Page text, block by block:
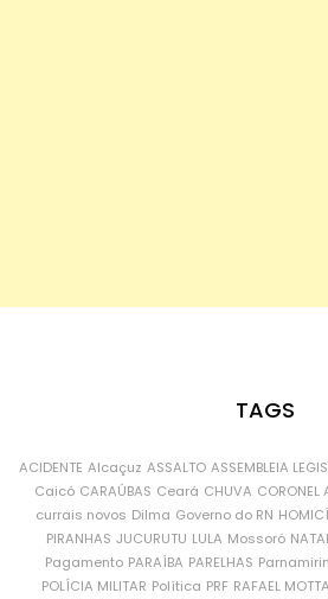
TAGS
ACIDENTE Alcaçuz ASSALTO ASSEMBLEIA
Caicó CARAÚBAS Ceará CHUVA CORONEL
currais novos Dilma Governo do RN
PIRANHAS JUCURUTU LULA Mossoró
Pagamento PARAÍBA PARELHAS
POLÍCIA MILITAR Política PRF RAFAEL MOTTA